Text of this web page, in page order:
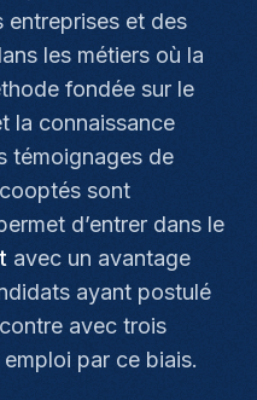
entreprises et des
les métiers où la
fondée sur le
la connaissance
témoignages de
sont
d’entrer dans le
avec un avantage
ayant postulé
avec trois
par ce biais.